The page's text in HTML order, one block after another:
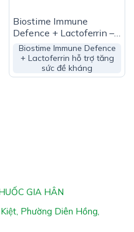
”
về sản phẩm, vui lòng
Nhà Thuốc Gia Hân
Biostime Immune
Defence + Lactoferrin –
Hỗ Trợ Tăng Sức Đề
Kháng (Hộp 28 Gói)
Biostime Immune Defence
+ Lactoferrin hỗ trợ tăng
sức đề kháng
GIA HÂN
Phường Diên Hồng,